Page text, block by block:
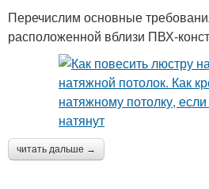
Перечислим основные
расположенной вблизи ПВХ-
читать дальше →